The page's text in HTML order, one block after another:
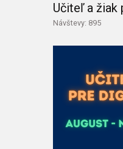
Učiteľ a žiak
Návštevy: 895